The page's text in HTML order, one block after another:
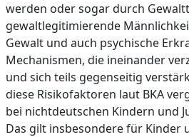
werden oder sogar durch
gewaltlegitimierende
Gewalt und auch psychische
Mechanismen, die ineinander
und sich teils gegenseitig
diese Risikofaktoren laut BKA
bei nichtdeutschen Kindern und
Das gilt insbesondere für Kinder